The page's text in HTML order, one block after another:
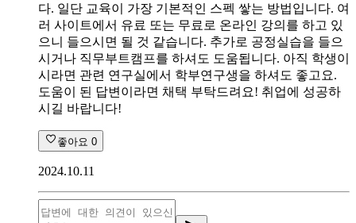
다. 일단 교육이 가장 기본적인 스펙 쌓는 방법입니다. 여
러 사이트에서 유료 또는 무료로 온라인 강의를 하고 있
으니 들으시면 될 것 같습니다. 추가로 공정실습을 들으
시거나 직무부트캠프를 하셔도 도움됩니다. 아직 학생이
시라면 관련 연구실에서 학부연구생을 하셔도 좋고요.
도움이 된 답변이라면 채택 부탁드려요! 취업에 성공하
시길 바랍니다!
좋아요 0
2024.10.11